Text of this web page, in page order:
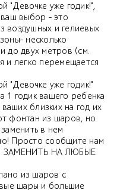
"Девочке уже годик!",
выбор - это
воздушных и гелиевых
несколько
до двух метров (см.
и легко перемещается
"Девочке уже годик!"
1 годик вашего ребенка
близких на год их
фонтан из шаров, но
в нем
Просто сообщите нам
НА ЛЮБЫЕ
из шаров с
шары и большие